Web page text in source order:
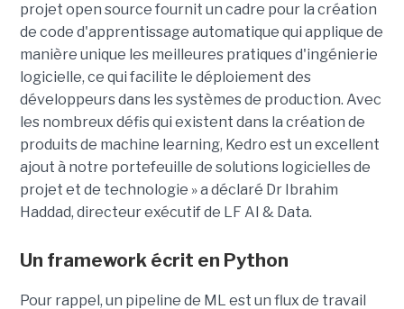
projet open source fournit un cadre pour la création
de code d'apprentissage automatique qui applique de
manière unique les meilleures pratiques d'ingénierie
logicielle, ce qui facilite le déploiement des
développeurs dans les systèmes de production. Avec
les nombreux défis qui existent dans la création de
produits de machine learning, Kedro est un excellent
ajout à notre portefeuille de solutions logicielles de
projet et de technologie » a déclaré Dr Ibrahim
Haddad, directeur exécutif de LF AI & Data.
Un framework écrit en Python
Pour rappel, un pipeline de ML est un flux de travail